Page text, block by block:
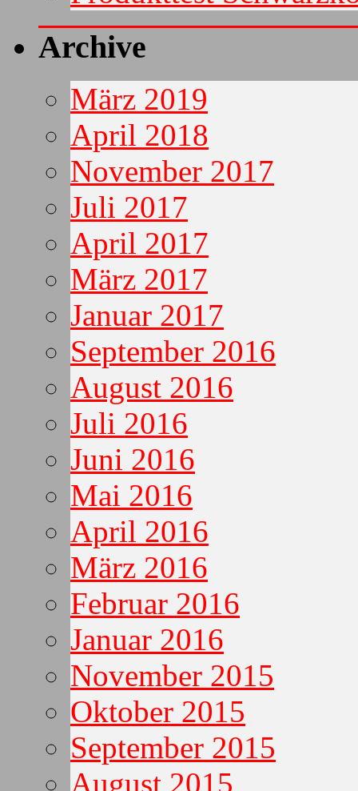
Archive
März 2019
April 2018
November 2017
Juli 2017
April 2017
März 2017
Januar 2017
September 2016
August 2016
Juli 2016
Juni 2016
Mai 2016
April 2016
März 2016
Februar 2016
Januar 2016
November 2015
Oktober 2015
September 2015
August 2015